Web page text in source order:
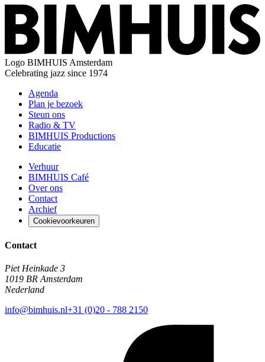
Logo BIMHUIS Amsterdam
Celebrating jazz since 1974
Agenda
Plan je bezoek
Steun ons
Radio & TV
BIMHUIS Productions
Educatie
Verhuur
BIMHUIS Café
Over ons
Contact
Archief
Cookievoorkeuren
Contact
Piet Heinkade 3
1019 BR Amsterdam
Nederland
info@bimhuis.nl+31 (0)20 - 788 2150